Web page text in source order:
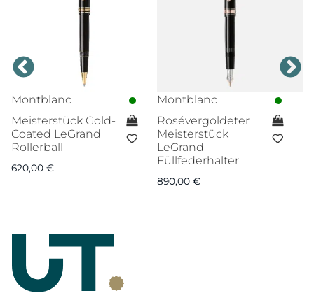
Montblanc
Meisterstück Gold-
Coated LeGrand
Rollerball
620,00 €
Montblanc
Rosévergoldeter
Meisterstück
LeGrand
Füllfederhalter
890,00 €